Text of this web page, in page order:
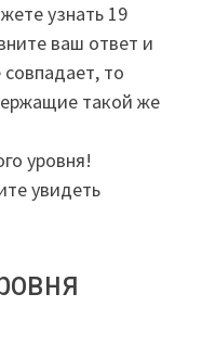
узнать 19
ваш ответ и
то
такой же
уровня!
увидеть